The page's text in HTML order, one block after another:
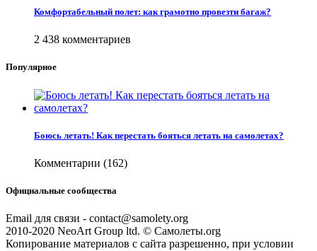
Комфортабельный полет: как грамотно провезти багаж?
2 438 комментариев
Популярное
Боюсь летать! Как перестать бояться летать на самолетах?
Комментарии (162)
Официальные сообщества
Email для связи - contact@samolety.org
2010-2020 NeoArt Group ltd. © Самолеты.org
Копирование материалов с сайта разрешенно, при условии